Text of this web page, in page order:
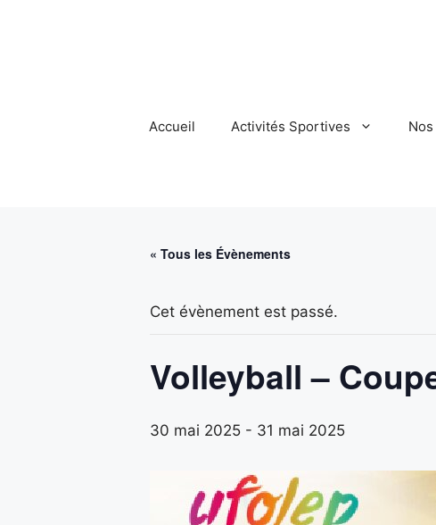
Accueil Activités Sportives
« Tous les Évènements
Cet évènement est passé.
Volleyball –
30 mai 2025 - 31 mai 2025